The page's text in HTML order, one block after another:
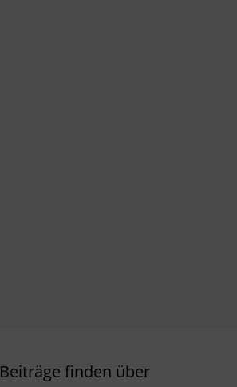
Beiträge finden über